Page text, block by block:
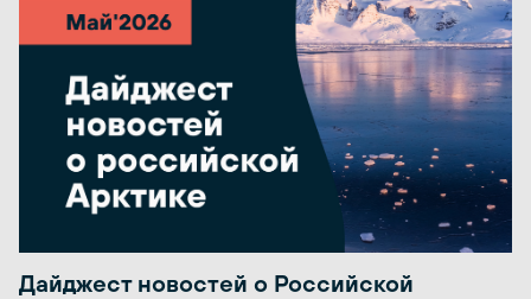
Дайджест новостей о Российской